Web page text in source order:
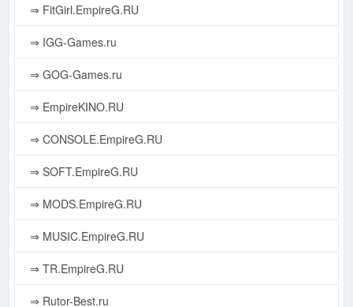
⇒ FitGirl.EmpireG.RU
⇒ IGG-Games.ru
⇒ GOG-Games.ru
⇒ EmpireKINO.RU
⇒ CONSOLE.EmpireG.RU
⇒ SOFT.EmpireG.RU
⇒ MODS.EmpireG.RU
⇒ MUSIC.EmpireG.RU
⇒ TR.EmpireG.RU
⇒ Rutor-Best.ru